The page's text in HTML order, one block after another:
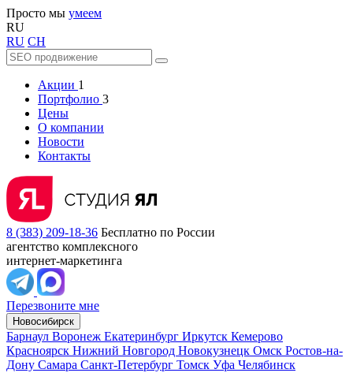
Просто мы умеем
RU
RU CH
Акции 1
Портфолио 3
Цены
О компании
Новости
Контакты
8 (383) 209-18-36 Бесплатно по России
агентство комплексного
интернет-маркетинга
Перезвоните мне
Новосибирск
Барнаул Воронеж Екатеринбург Иркутск Кемерово
Красноярск Нижний Новгород Новокузнецк Омск Ростов-на-
Дону Самара Санкт-Петербург Томск Уфа Челябинск